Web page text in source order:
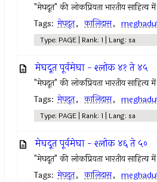
"मेघदूत" की लोकप्रियता भारतीय साहित्य
Tags: मेघदूत, कालिदास,
Type: PAGE | Rank: 1 | Lang: sa
मेघदूत पूर्वमेघा - श्लोक ४१ ते ४५
"मेघदूत" की लोकप्रियता भारतीय साहित्य
Tags: मेघदूत, कालिदास,
Type: PAGE | Rank: 1 | Lang: sa
मेघदूत पूर्वमेघा - श्लोक ४६ ते ५०
"मेघदूत" की लोकप्रियता भारतीय साहित्य
Tags: मेघदूत, कालिदास,